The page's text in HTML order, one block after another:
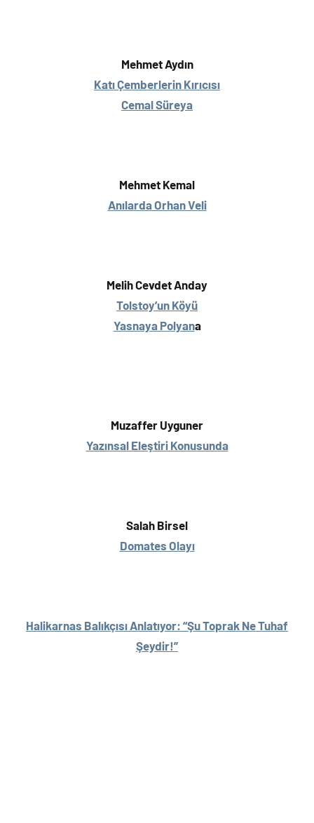
Mehmet Aydın
Katı Çemberlerin Kırıcısı
Cemal Süreya
Mehmet Kemal
Anılarda Orhan Veli
Melih Cevdet Anday
Tolstoy’un Köyü
Yasnaya Polyana
Muzaffer Uyguner
Yazınsal Eleştiri Konusunda
Salah Birsel
Domates Olayı
Halikarnas Balıkçısı Anlatıyor: “Şu Toprak Ne Tuhaf
Şeydir!”